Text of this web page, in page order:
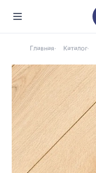
Главная Каталог